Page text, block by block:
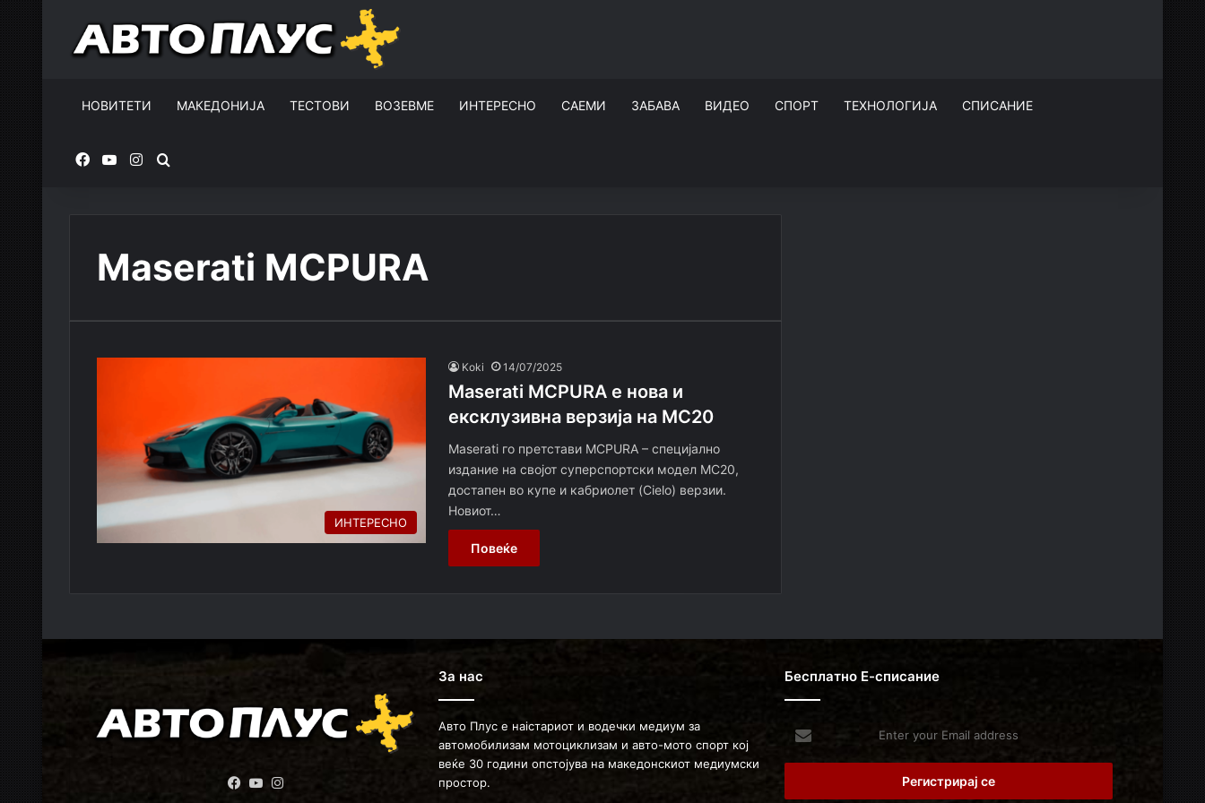
НОВИТЕТИ МАКЕДОНИЈА ТЕСТОВИ ВОЗЕВМЕ ИНТЕРЕСНО САЕМИ ЗАБАВА ВИДЕО СПОРТ ТЕХНОЛОГИЈА СПИСАНИЕ
FacebookYouTubeInstagram
Maserati MCPURA
ИНТЕРЕСНО
Koki 14/07/2025
Maserati MCPURA е нова и
ексклузивна верзија на MC20
Maserati го претстави MCPURA – специјално
издание на својот суперспортски модел MC20,
достапен во купе и кабриолет (Cielo) верзии.
Новиот…
Повеќе
Facebook
YouTube
За нас
Авто Плус е наістариот и водечки медиум за
автомобилизам мотоциклизам и авто-мото спорт кој
веќе 30 години опстојува на македонскиот медиумски
простор.
Бесплатно Е-списание
Enter
your
Email